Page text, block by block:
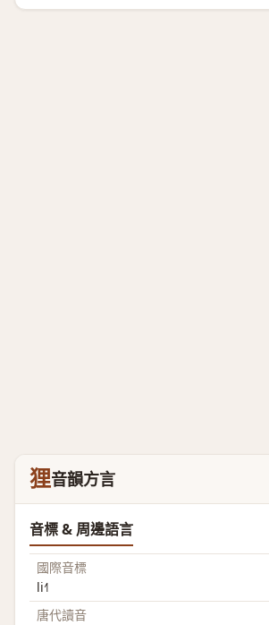
狸音韻方言
音標 & 周邊語言
國際音標
li˧˥
唐代讀音